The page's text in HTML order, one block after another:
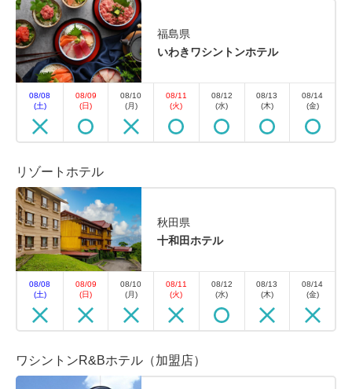
福島県
いわきワシントンホテル
08/08
(土)
08/09
(日)
08/10
(月)
08/11
(火)
08/12
(水)
08/13
(木)
08/14
(金)
リゾートホテル
秋田県
十和田ホテル
08/08
(土)
08/09
(日)
08/10
(月)
08/11
(火)
08/12
(水)
08/13
(木)
08/14
(金)
ワシントンR&Bホテル（加盟店）